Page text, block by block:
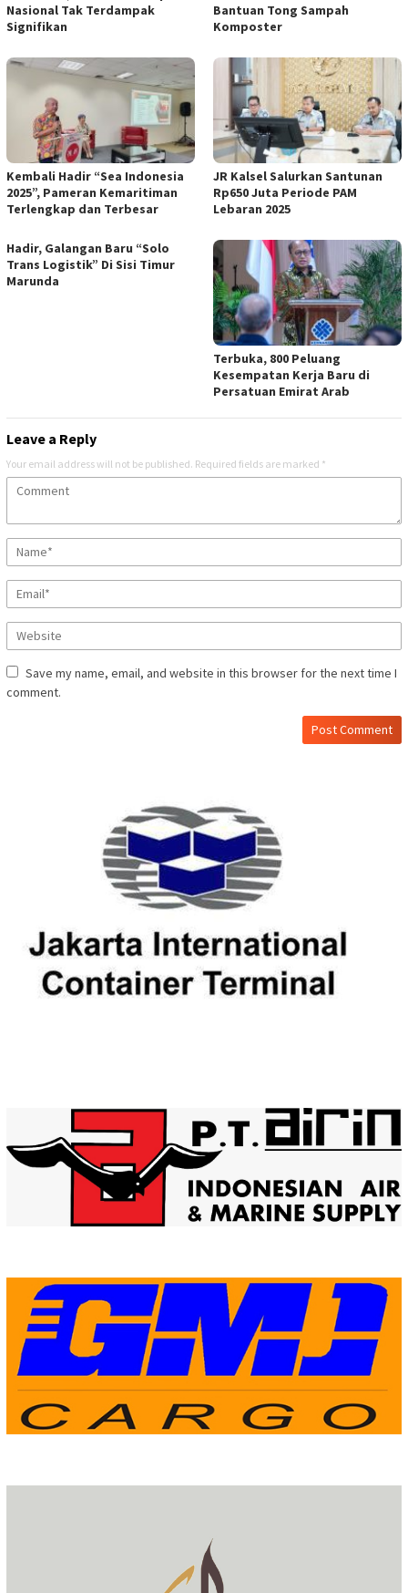
Nasional Tak Terdampak
Signifikan
Bantuan Tong Sampah
Komposter
Kembali Hadir “Sea Indonesia
2025”, Pameran Kemaritiman
Terlengkap dan Terbesar
JR Kalsel Salurkan Santunan
Rp650 Juta Periode PAM
Lebaran 2025
Hadir, Galangan Baru “Solo
Trans Logistik” Di Sisi Timur
Marunda
Terbuka, 800 Peluang
Kesempatan Kerja Baru di
Persatuan Emirat Arab
Leave a Reply
Your email address will not be published. Required fields are marked *
Save my name, email, and website in this browser for the next time I
comment.